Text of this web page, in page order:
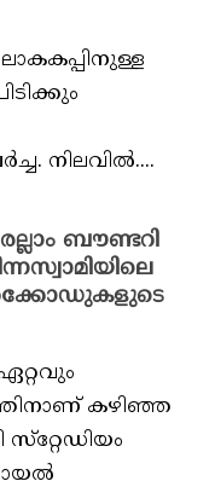
നിലവിൽ....
ബൗണ്ടറി
കഴിഞ്ഞ
സ്‌റ്റേഡിയം